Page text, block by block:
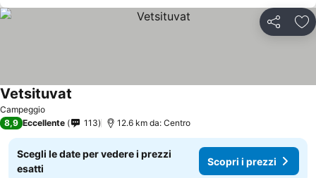
Condividi
Campeggio
Vetsituvat
8,9 Eccellente 113 12.6 km da: Centro
Scegli le date per vedere i prezzi
esatti
Scopri i prezzi